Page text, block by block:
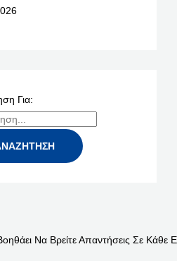
Για:
Να Βρείτε Απαντήσεις Σε